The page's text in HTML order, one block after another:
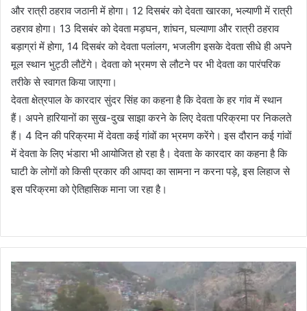
और रात्री ठहराव जठानी में होगा। 12 दिसबंर को देवता खारका, भल्याणी में रात्री
ठहराव होगा। 13 दिसबंर को देवता मड़घन, शांघन, घल्याणा और रात्री ठहराव
बड़ाग्रां में होगा, 14 दिसबंर को देवता पलांलग, भजलीग इसके देवता सीधे ही अपने
मूल स्थान भुट्ठी लौटेंगे। देवता को भ्रमण से लौटने पर भी देवता का पारंपरिक
तरीके से स्वागत किया जाएगा।
देवता क्षेत्रपाल के कारदार सुंदर सिंह का कहना है कि देवता के हर गांव में स्थान
हैं। अपने हारियानों का सुख-दुख साझा करने के लिए देवता परिक्रमा पर निकलते
हैं। 4 दिन की परिक्रमा में देवता कई गांवों का भ्रमण करेंगे। इस दौरान कई गांवों
में देवता के लिए भंडारा भी आयोजित हो रहा है। देवता के कारदार का कहना है कि
घाटी के लोगों को किसी प्रकार की आपदा का सामना न करना पड़े, इस लिहाज से
इस परिक्रमा को ऐतिहासिक माना जा रहा है।